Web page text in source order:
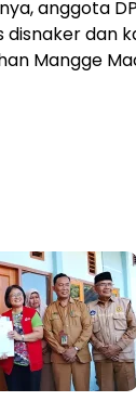
anggota
disnaker
Mangge